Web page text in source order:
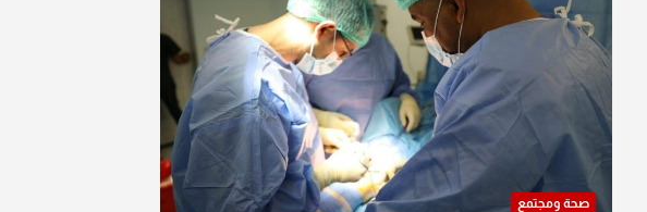
صحة ومجتمع